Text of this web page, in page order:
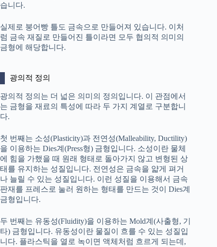
습니다.
실제로 붕어빵 틀도 금속으로 만들어져 있습니다. 이처
럼 금속 재질로 만들어진 틀이라면 모두 협의적 의미의
금형에 해당합니다.
광의적 정의
광의적 정의는 더 넓은 의미의 정의입니다. 이 관점에서
는 금형을 재료의 특성에 따라 두 가지 계열로 구분합니
다.
첫 번째는 소성(Plasticity)과 전연성(Malleability, Ductility)
을 이용하는 Dies계(Press형) 금형입니다. 소성이란 물체
에 힘을 가했을 때 원래 형태로 돌아가지 않고 변형된 상
태를 유지하는 성질입니다. 전연성은 금속을 얇게 펴거
나 늘릴 수 있는 성질입니다. 이런 성질을 이용해서 금속
판재를 프레스로 눌러 원하는 형태를 만드는 것이 Dies계
금형입니다.
두 번째는 유동성(Fluidity)을 이용하는 Mold계(사출형, 기
타) 금형입니다. 유동성이란 물질이 흐를 수 있는 성질입
니다. 플라스틱을 열로 녹이면 액체처럼 흐르게 되는데,